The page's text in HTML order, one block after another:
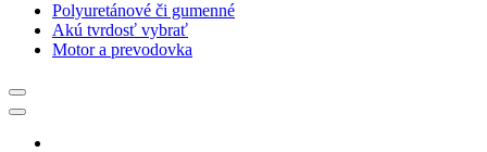
Polyuretánové či gumenné
Akú tvrdosť vybrať
Motor a prevodovka